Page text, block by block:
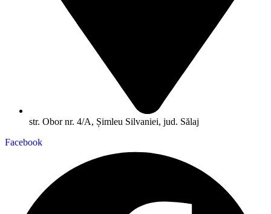
str. Obor nr. 4/A, Șimleu Silvaniei, jud. Sălaj
Facebook